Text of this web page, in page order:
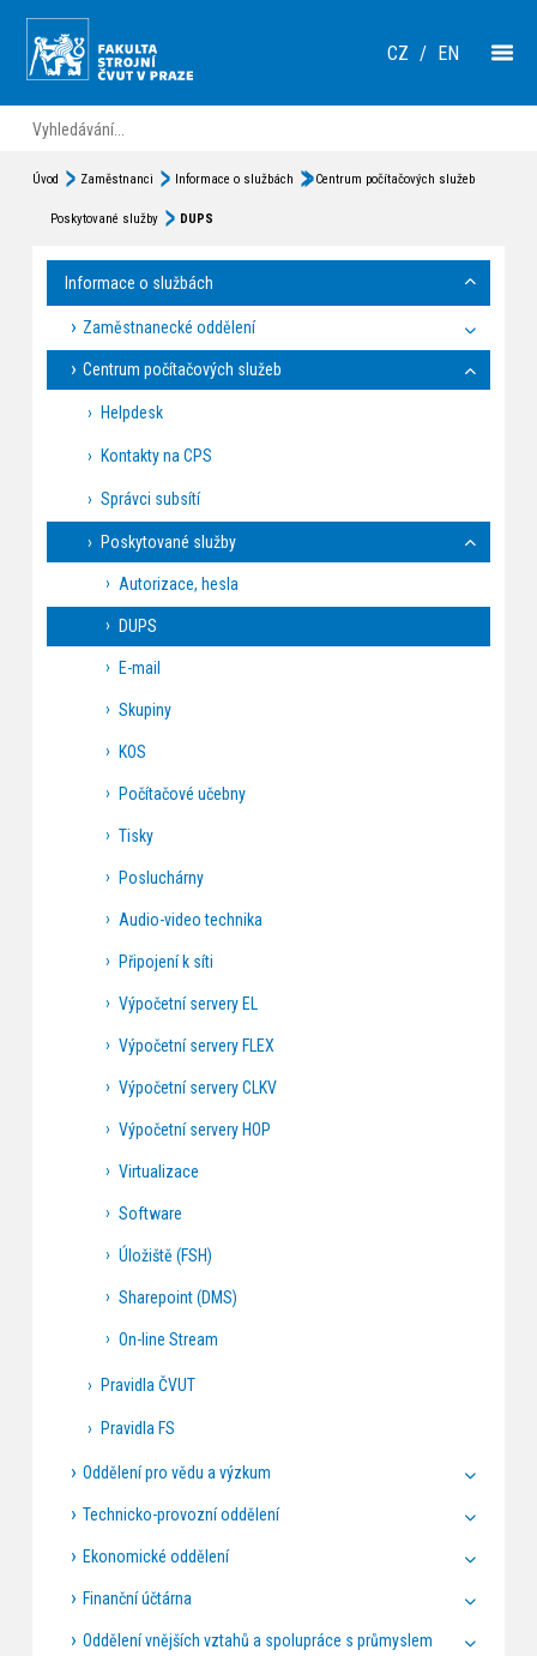
CZ / EN
Úvod Zaměstnanci Informace o službách Centrum počítačových služeb
Poskytované služby DUPS
Informace o službách
Zaměstnanecké oddělení
Centrum počítačových služeb
Helpdesk
Kontakty na CPS
Správci subsítí
Poskytované služby
Autorizace, hesla
DUPS
E-mail
Skupiny
KOS
Počítačové učebny
Tisky
Posluchárny
Audio-video technika
Připojení k síti
Výpočetní servery EL
Výpočetní servery FLEX
Výpočetní servery CLKV
Výpočetní servery HOP
Virtualizace
Software
Úložiště (FSH)
Sharepoint (DMS)
On-line Stream
Pravidla ČVUT
Pravidla FS
Oddělení pro vědu a výzkum
Technicko-provozní oddělení
Ekonomické oddělení
Finanční účtárna
Oddělení vnějších vztahů a spolupráce s průmyslem